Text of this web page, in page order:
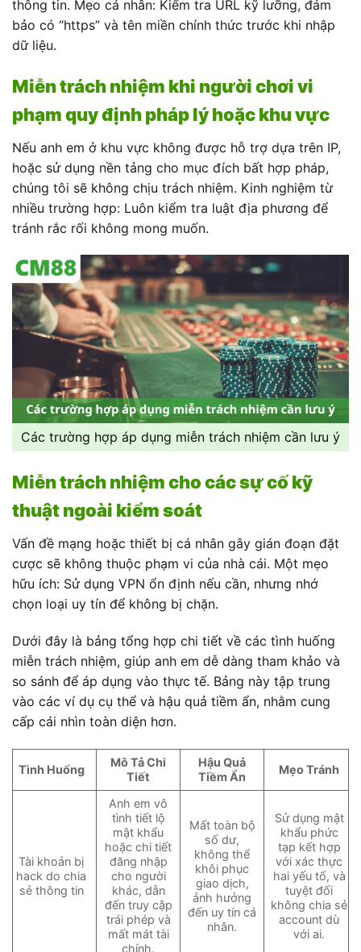
thông tin. Mẹo cá nhân: Kiểm tra URL kỹ lưỡng, đảm
bảo có “https” và tên miền chính thức trước khi nhập
dữ liệu.
Miễn trách nhiệm khi người chơi vi
phạm quy định pháp lý hoặc khu vực
Nếu anh em ở khu vực không được hỗ trợ dựa trên IP,
hoặc sử dụng nền tảng cho mục đích bất hợp pháp,
chúng tôi sẽ không chịu trách nhiệm. Kinh nghiệm từ
nhiều trường hợp: Luôn kiểm tra luật địa phương để
tránh rắc rối không mong muốn.
Các trường hợp áp dụng miễn trách nhiệm cần lưu ý
Miễn trách nhiệm cho các sự cố kỹ
thuật ngoài kiểm soát
Vấn đề mạng hoặc thiết bị cá nhân gây gián đoạn đặt
cược sẽ không thuộc phạm vi của nhà cái. Một mẹo
hữu ích: Sử dụng VPN ổn định nếu cần, nhưng nhớ
chọn loại uy tín để không bị chặn.
Dưới đây là bảng tổng hợp chi tiết về các tình huống
miễn trách nhiệm, giúp anh em dễ dàng tham khảo và
so sánh để áp dụng vào thực tế. Bảng này tập trung
vào các ví dụ cụ thể và hậu quả tiềm ẩn, nhằm cung
cấp cái nhìn toàn diện hơn.
Tình Huống
Mô Tả Chi
Tiết
Hậu Quả
Tiềm Ẩn
Mẹo Tránh
Tài khoản bị
hack do chia
sẻ thông tin
Anh em vô
tình tiết lộ
mật khẩu
hoặc chi tiết
đăng nhập
cho người
khác, dẫn
đến truy cập
trái phép và
mất mát tài
chính.
Mất toàn bộ
số dư,
không thể
khôi phục
giao dịch,
ảnh hưởng
đến uy tín cá
nhân.
Sử dụng mật
khẩu phức
tạp kết hợp
với xác thực
hai yếu tố, và
tuyệt đối
không chia sẻ
account dù
với ai.